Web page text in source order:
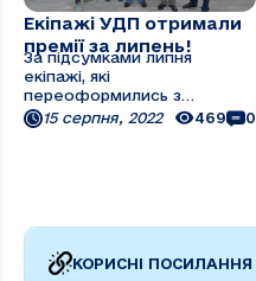
Екіпажі УДП отримали
премії за липень!
За підсумками липня
екіпажі, які
переоформились з
панамської компанії в УДП,
отримають премію до 1200
системою оплати. Екіпаж
15 серпня, 2022 469 0
КОРИСНІ ПОСИЛАННЯ